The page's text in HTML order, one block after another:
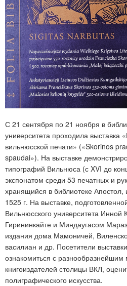
С 21 сентября по 21 ноября в
университета проходила выставка
вильнюсской печати» («Skorinos
spaudai»). На выставке
типографий Вильнюса (с XVI до
экспонатом среди 53 печатных и
хранящийся в библиотеке
1525 г. На выставке,
Вильнюсского университета Инной
Гирининкайте и Миндаугасом
издания дома Мамоничей,
василиан и др. Посетители
ознакомиться с
книгоиздателей столицы ВКЛ,
полиграфического искусства.